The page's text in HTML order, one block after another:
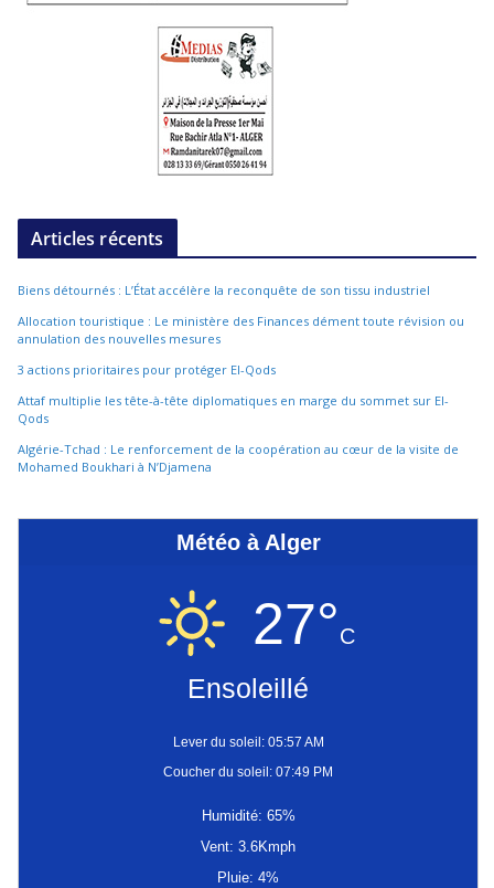
Articles récents
Biens détournés : L’État accélère la reconquête de son tissu industriel
Allocation touristique : Le ministère des Finances dément toute révision ou
annulation des nouvelles mesures
3 actions prioritaires pour protéger El-Qods
Attaf multiplie les tête-à-tête diplomatiques en marge du sommet sur El-
Qods
Algérie-Tchad : Le renforcement de la coopération au cœur de la visite de
Mohamed Boukhari à N’Djamena
Météo à Alger
27°C
Ensoleillé
Lever du soleil: 05:57 AM
Coucher du soleil: 07:49 PM
Humidité: 65%
Vent: 3.6Kmph
Pluie: 4%